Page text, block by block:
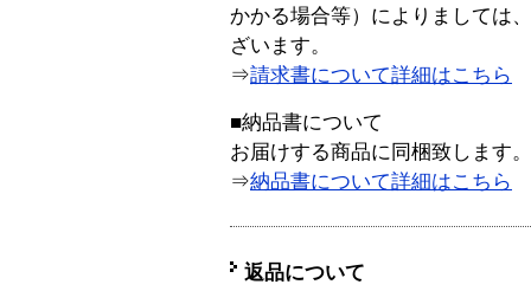
かかる場合等）によりましては
ざいます。
⇒請求書について詳細はこちら
■納品書について
お届けする商品に同梱致します。
⇒納品書について詳細はこちら
返品について